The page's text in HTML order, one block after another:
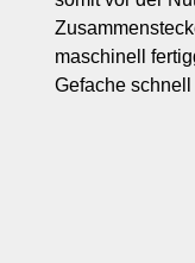
maschinell
Gefache